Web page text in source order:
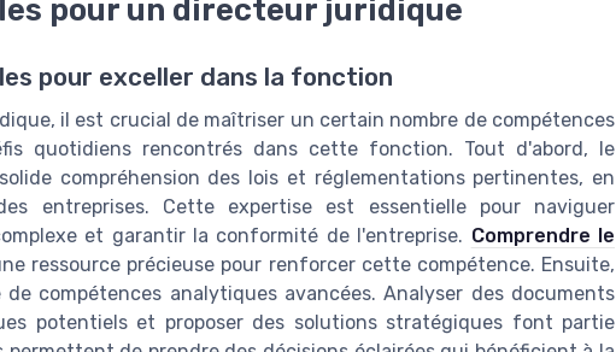
pour un directeur juridique
pour exceller dans la fonction
il est crucial de maîtriser un certain nombre de compétences
quotidiens rencontrés dans cette fonction. Tout d'abord, le
compréhension des lois et réglementations pertinentes, en
entreprises. Cette expertise est essentielle pour naviguer
et garantir la conformité de l'entreprise. Comprendre le
ressource précieuse pour renforcer cette compétence. Ensuite,
compétences analytiques avancées. Analyser des documents
potentiels et proposer des solutions stratégiques font partie